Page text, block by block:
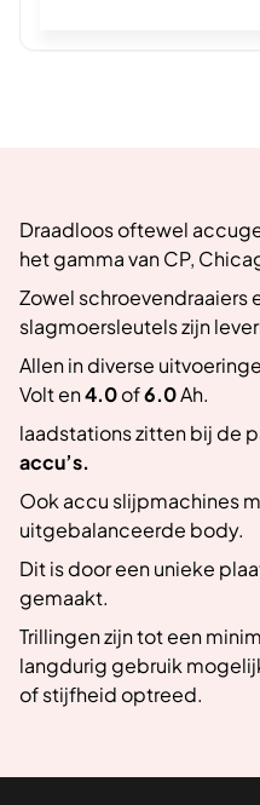
Draadloos oftewel
het gamma van CP,
Zowel schroevendraaiers
slagmoersleutels zijn
Allen in diverse
Volt en4.0of6.0Ah.
laadstations zitten bij de
accu’s.
Ook accu slijpmachines
uitgebalanceerde body.
Dit is door een unieke
gemaakt.
Trillingen zijn tot een
langdurig gebruik
of stijfheid optreed.